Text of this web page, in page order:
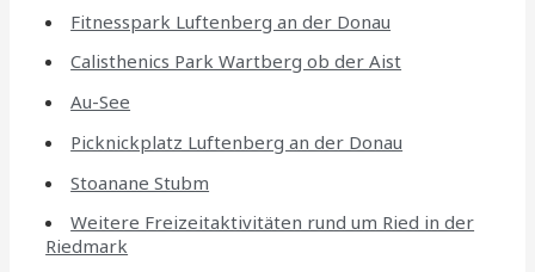
Fitnesspark Luftenberg an der Donau
Calisthenics Park Wartberg ob der Aist
Au-See
Picknickplatz Luftenberg an der Donau
Stoanane Stubm
Weitere Freizeitaktivitäten rund um Ried in der
Riedmark